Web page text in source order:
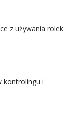
z używania rolek
kontrolingu i